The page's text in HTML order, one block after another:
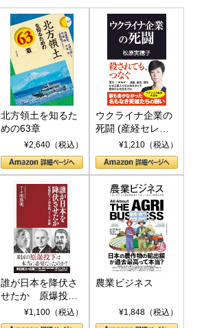
北方領土を知るた
めの63章
¥2,640（税込）
ウクライナ企業の
死闘 (産経セレク
ト S 039)¥1,210（税込）
誰が日本を降伏さ
せたか 原爆投
下、ソ連参戦、そ
して聖断 (PHP新
¥1,100（税込）
農業ビジネス
¥1,848（税込）